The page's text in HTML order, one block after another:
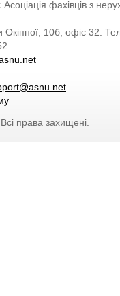
Асоціація фахівців з
Окіпної, 10б, офіс 32.
права захищені.